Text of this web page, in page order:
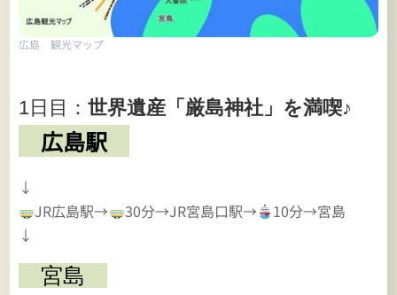
広島 観光マップ
1日目：世界遺産「厳島神社」を満喫♪
広島駅
↓
JR広島駅→
30分→JR宮島口駅→
10分→宮島
↓
宮島